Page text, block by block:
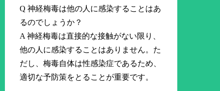
Q 神経梅毒は他の人に感染することはあ
るのでしょうか？
A 神経梅毒は直接的な接触がない限り、
他の人に感染することはありません。た
だし、梅毒自体は性感染症であるため、
適切な予防策をとることが重要です。